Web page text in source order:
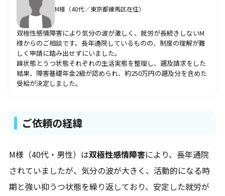
M様（40代／東京都練馬区在住）
双極性感情障害により気分の波が激しく、就労が長続きしないM
様からのご相談です。長年通院しているものの、制度の理解が難
しく申請に踏み出せずにいました。
躁状態とうつ状態それぞれの生活実態を整理し、遡及請求をした
結果、障害基礎年金2級が認められ、約250万円の遡及分を含めた
受給が決定しました。
ご依頼の経緯
M様（40代・男性）は双極性感情障害により、長年通院
されていましたが、気分の波が大きく、活動的になる時
期と強い抑うつ状態を繰り返しており、安定した就労が
うつ病
双極性障害・躁うつ病
統合失調症
ADHD・注意欠如多動症
ASD・自閉スペクトラム症
てんかん
知的障害
うつ病
双極性障害・躁うつ病
発達障害
知的障害
てんかん
その他